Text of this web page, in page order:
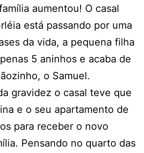
aumentou! O casal
está passando por uma
da vida, a pequena filha
5 aninhos e acaba de
o Samuel.
gravidez o casal teve que
e o seu apartamento de
para receber o novo
Pensando no quarto das